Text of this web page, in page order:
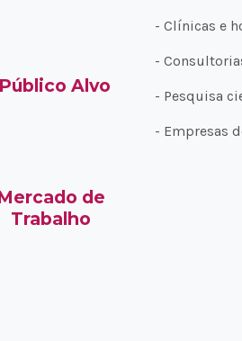
Público Alvo
de
Trabalho
- Clínicas e
-
- Pesquisa
- Empresas